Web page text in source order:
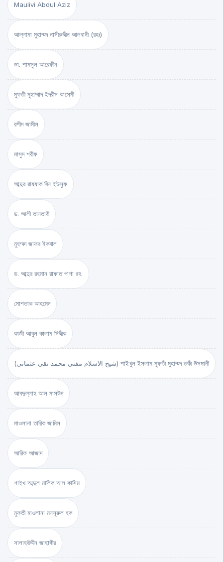
Maulivi Abdul Aziz
আল্লামা মুহাম্মদ নাসীরুদ্দীন আলবানী (রহঃ)
ডা. শামসুল আরেফীন
মুফতী মুহাম্মাদ ইদরীস কাসেমী
রশীদ জামীল
মাসুদ শরীফ
আব্দুর রাযযাক বিন ইউসুফ
ড. আলী তানতাবী
মুহম্মদ জাফর ইকবাল
ড. আব্দুর রহমান রাফাত পাশা রহ.
মোশতাক আহমেদ
কাজী আবুল কালাম সিদ্দীক
(شيخ الاسلام مفتي محمد تقي عثماني) শাইখুল ইসলাম মুফতী মুহাম্মদ তকী উসমানী
আবদুল্লাহ আল মাসউদ
মাওলানা তারিক জামিল
আরিফ আজাদ
শাইখ আব্দুল মালিক আল কাসিম
মুফতী মাওলানা মনসূরুল হক
সালাহউদ্দীন জাহাঙ্গীর